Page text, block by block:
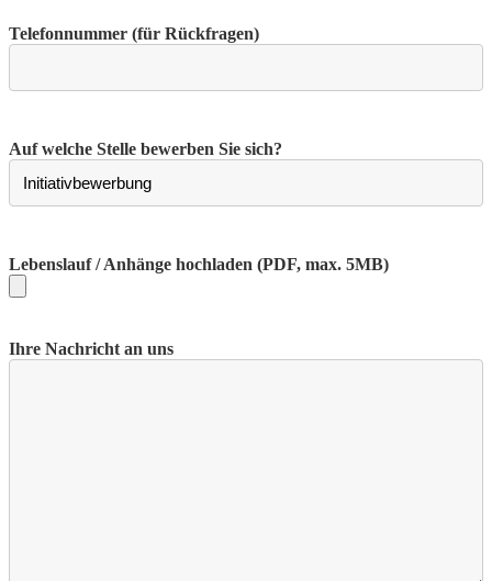
Telefonnummer (für Rückfragen)
Auf welche Stelle bewerben Sie sich?
Lebenslauf / Anhänge hochladen (PDF, max. 5MB)
Ihre Nachricht an uns